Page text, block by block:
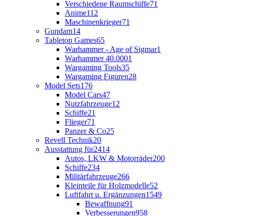
Verschiedene Raumschiffe71
Anime112
Maschinenkrieger71
Gundam14
Tabletop Games65
Warhammer - Age of Sigmar1
Warhammer 40.0001
Wargaming Tools35
Wargaming Figuren28
Model Sets176
Model Cars47
Nutzfahrzeuge12
Schiffe21
Flieger71
Panzer & Co25
Revell Technik20
Ausstattung für2414
Autos, LKW & Motorräder200
Schiffe234
Militärfahrzeuge266
Kleinteile für Holzmodelle52
Luftfahrt u. Ergänzungen1549
Bewaffnung91
Verbesserungen958